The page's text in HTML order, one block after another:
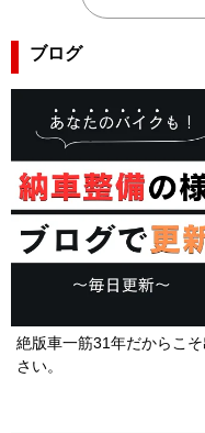
ブログ
絶版車一筋31年だからこ
さい。